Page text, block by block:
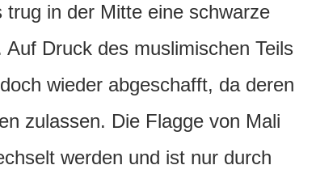
in der Mitte eine schwarze
Druck des muslimischen Teils
wieder abgeschafft, da deren
zulassen. Die Flagge von Mali
werden und ist nur durch